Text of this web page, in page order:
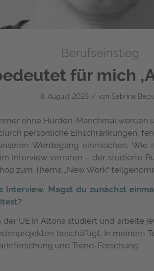
Berufseinstieg
für mich
8. August 2023 / von Sabrina
ohne Hürden. Manchmal werden
persönliche Einschränkungen,
Werdegang einmischen.
Interview verraten – der studierte
zum Thema „New Work“
Interview. Magst du zunächst
UE in Altona studiert und arbeite
beschäftigt. In meinem
und Trend-Forschung.